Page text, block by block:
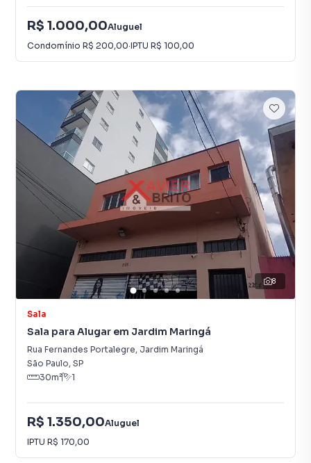
R$ 1.000,00Aluguel
Condomínio R$ 200,00·IPTU R$ 100,00
8
Sala
Sala para Alugar em Jardim Maringá
Rua Fernandes Portalegre, Jardim Maringá
São Paulo, SP
30m² 1
R$ 1.350,00Aluguel
IPTU R$ 170,00